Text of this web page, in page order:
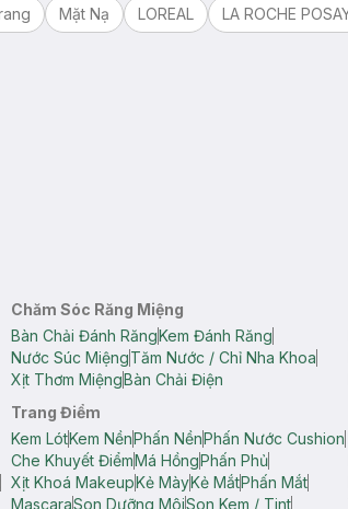
Mặt Nạ LOREAL LA ROCHE
Chăm Sóc Răng Miệng
Bàn Chải Đánh RăngKem Đánh Răng
Nước Súc MiệngTăm Nước / Chỉ Nha Khoa
Xịt Thơm MiệngBàn Chải Điện
Trang Điểm
Kem LótKem NềnPhấn NềnPhấn Nước Cushion
Che Khuyết ĐiểmMá HồngPhấn Phủ
Xịt Khoá MakeupKẻ MàyKẻ MắtPhấn Mắt
MascaraSon Dưỡng MôiSon Kem / Tint